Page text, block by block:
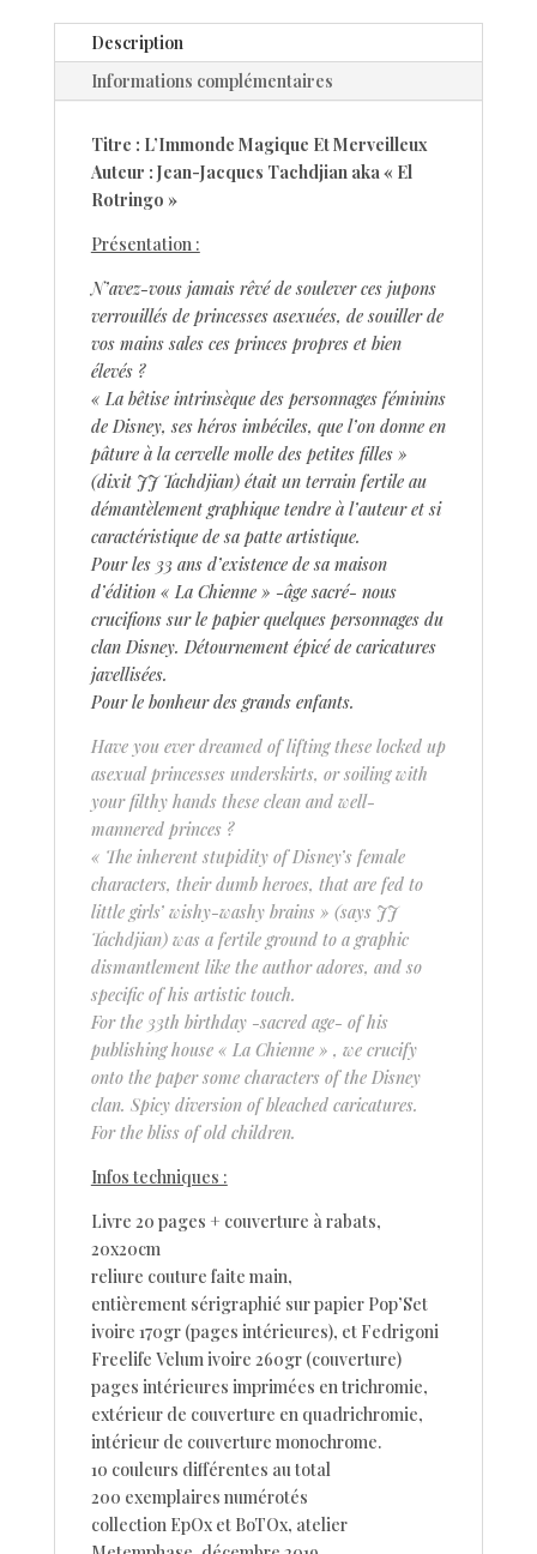
livre
sérigraphié
Jean-
Jacques
Tachdjian
Description
Informations complémentaires
Titre : L’Immonde Magique Et Merveilleux
Auteur : Jean-Jacques Tachdjian aka « El
Rotringo »
Présentation :
N’avez-vous jamais rêvé de soulever ces jupons
verrouillés de princesses asexuées, de souiller de
vos mains sales ces princes propres et bien
élevés ?
« La bêtise intrinsèque des personnages féminins
de Disney, ses héros imbéciles, que l’on donne en
pâture à la cervelle molle des petites filles »
(dixit JJ Tachdjian) était un terrain fertile au
démantèlement graphique tendre à l’auteur et si
caractéristique de sa patte artistique.
Pour les 33 ans d’existence de sa maison
d’édition « La Chienne » -âge sacré- nous
crucifions sur le papier quelques personnages du
clan Disney. Détournement épicé de caricatures
javellisées.
Pour le bonheur des grands enfants.
Have you ever dreamed of lifting these locked up
asexual princesses underskirts, or soiling with
your filthy hands these clean and well-
mannered princes ?
« The inherent stupidity of Disney’s female
characters, their dumb heroes, that are fed to
little girls’ wishy-washy brains » (says JJ
Tachdjian) was a fertile ground to a graphic
dismantlement like the author adores, and so
specific of his artistic touch.
For the 33th birthday -sacred age- of his
publishing house « La Chienne » , we crucify
onto the paper some characters of the Disney
clan. Spicy diversion of bleached caricatures.
For the bliss of old children.
Infos techniques :
Livre 20 pages + couverture à rabats,
20x20cm
reliure couture faite main,
entièrement sérigraphié sur papier Pop’Set
ivoire 170gr (pages intérieures), et Fedrigoni
Freelife Velum ivoire 260gr (couverture)
pages intérieures imprimées en trichromie,
extérieur de couverture en quadrichromie,
intérieur de couverture monochrome.
10 couleurs différentes au total
200 exemplaires numérotés
collection EpOx et BoTOx, atelier